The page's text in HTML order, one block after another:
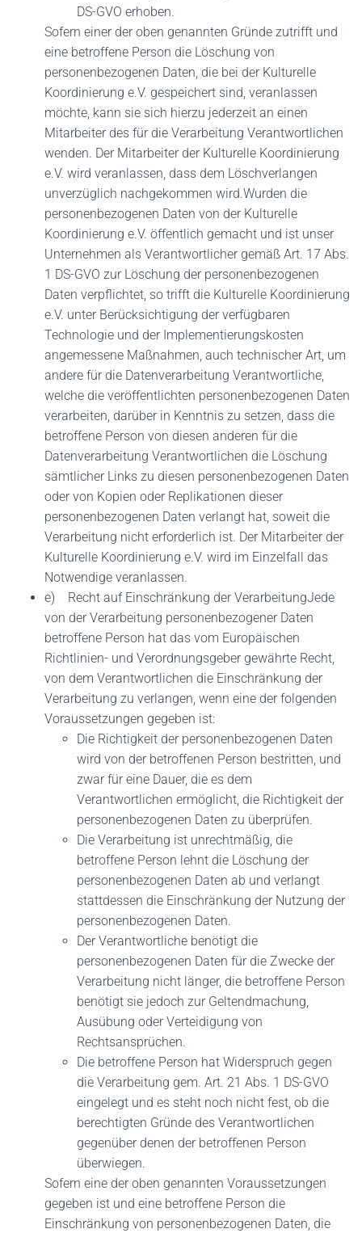
DS-GVO erhoben.
Sofern einer der oben genannten Gründe zutrifft und
eine betroffene Person die Löschung von
personenbezogenen Daten, die bei der Kulturelle
Koordinierung e.V. gespeichert sind, veranlassen
möchte, kann sie sich hierzu jederzeit an einen
Mitarbeiter des für die Verarbeitung Verantwortlichen
wenden. Der Mitarbeiter der Kulturelle Koordinierung
e.V. wird veranlassen, dass dem Löschverlangen
unverzüglich nachgekommen wird.Wurden die
personenbezogenen Daten von der Kulturelle
Koordinierung e.V. öffentlich gemacht und ist unser
Unternehmen als Verantwortlicher gemäß Art. 17 Abs.
1 DS-GVO zur Löschung der personenbezogenen
Daten verpflichtet, so trifft die Kulturelle Koordinierung
e.V. unter Berücksichtigung der verfügbaren
Technologie und der Implementierungskosten
angemessene Maßnahmen, auch technischer Art, um
andere für die Datenverarbeitung Verantwortliche,
welche die veröffentlichten personenbezogenen Daten
verarbeiten, darüber in Kenntnis zu setzen, dass die
betroffene Person von diesen anderen für die
Datenverarbeitung Verantwortlichen die Löschung
sämtlicher Links zu diesen personenbezogenen Daten
oder von Kopien oder Replikationen dieser
personenbezogenen Daten verlangt hat, soweit die
Verarbeitung nicht erforderlich ist. Der Mitarbeiter der
Kulturelle Koordinierung e.V. wird im Einzelfall das
Notwendige veranlassen.
e) Recht auf Einschränkung der VerarbeitungJede
von der Verarbeitung personenbezogener Daten
betroffene Person hat das vom Europäischen
Richtlinien- und Verordnungsgeber gewährte Recht,
von dem Verantwortlichen die Einschränkung der
Verarbeitung zu verlangen, wenn eine der folgenden
Voraussetzungen gegeben ist:
Die Richtigkeit der personenbezogenen Daten
wird von der betroffenen Person bestritten, und
zwar für eine Dauer, die es dem
Verantwortlichen ermöglicht, die Richtigkeit der
personenbezogenen Daten zu überprüfen.
Die Verarbeitung ist unrechtmäßig, die
betroffene Person lehnt die Löschung der
personenbezogenen Daten ab und verlangt
stattdessen die Einschränkung der Nutzung der
personenbezogenen Daten.
Der Verantwortliche benötigt die
personenbezogenen Daten für die Zwecke der
Verarbeitung nicht länger, die betroffene Person
benötigt sie jedoch zur Geltendmachung,
Ausübung oder Verteidigung von
Rechtsansprüchen.
Die betroffene Person hat Widerspruch gegen
die Verarbeitung gem. Art. 21 Abs. 1 DS-GVO
eingelegt und es steht noch nicht fest, ob die
berechtigten Gründe des Verantwortlichen
gegenüber denen der betroffenen Person
überwiegen.
Sofern eine der oben genannten Voraussetzungen
gegeben ist und eine betroffene Person die
Einschränkung von personenbezogenen Daten, die